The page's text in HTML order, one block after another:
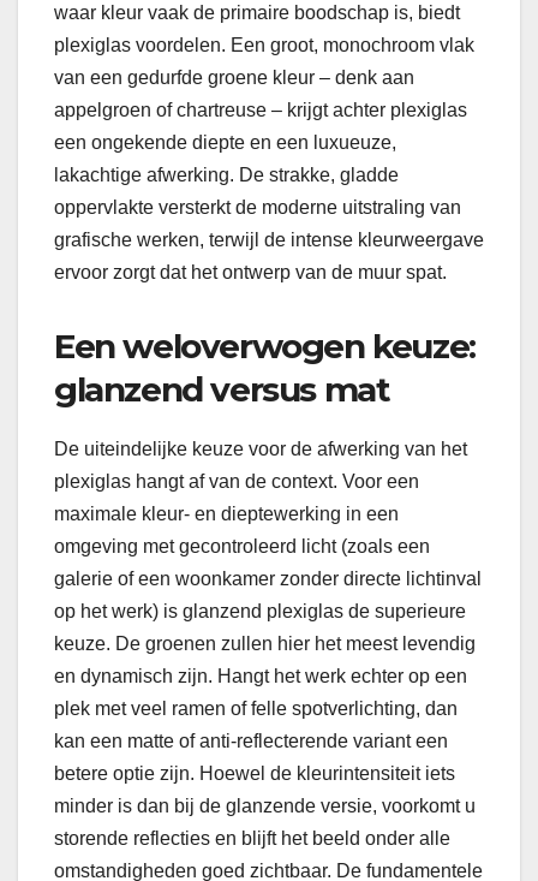
waar kleur vaak de primaire boodschap is, biedt
plexiglas voordelen. Een groot, monochroom vlak
van een gedurfde groene kleur – denk aan
appelgroen of chartreuse – krijgt achter plexiglas
een ongekende diepte en een luxueuze,
lakachtige afwerking. De strakke, gladde
oppervlakte versterkt de moderne uitstraling van
grafische werken, terwijl de intense kleurweergave
ervoor zorgt dat het ontwerp van de muur spat.
Een weloverwogen keuze:
glanzend versus mat
De uiteindelijke keuze voor de afwerking van het
plexiglas hangt af van de context. Voor een
maximale kleur- en dieptewerking in een
omgeving met gecontroleerd licht (zoals een
galerie of een woonkamer zonder directe lichtinval
op het werk) is glanzend plexiglas de superieure
keuze. De groenen zullen hier het meest levendig
en dynamisch zijn. Hangt het werk echter op een
plek met veel ramen of felle spotverlichting, dan
kan een matte of anti-reflecterende variant een
betere optie zijn. Hoewel de kleurintensiteit iets
minder is dan bij de glanzende versie, voorkomt u
storende reflecties en blijft het beeld onder alle
omstandigheden goed zichtbaar. De fundamentele